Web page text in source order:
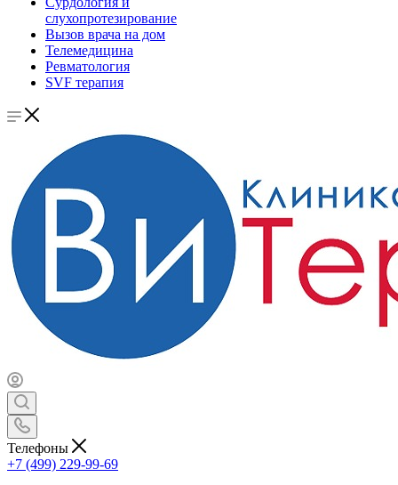
слухопротезирование
Вызов врача на дом
Телемедицина
Ревматология
SVF терапия
Телефоны
+7 (499) 229-99-69